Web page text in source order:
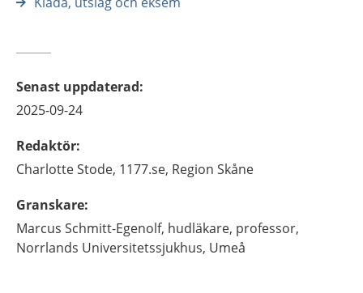
Senast uppdaterad:
2025-09-24
Redaktör:
CharlotteStode, 1177.se, Region Skåne
Granskare:
Marcus Schmitt-Egenolf, hudläkare, professor,
Norrlands Universitetssjukhus, Umeå